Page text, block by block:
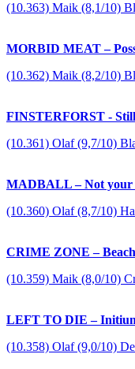
(10.363) Maik (8,1/10)
MORBID MEAT –
(10.362) Maik (8,2/10)
FINSTERFORST -
(10.361) Olaf (9,7/10)
MADBALL – Not your
(10.360) Olaf (8,7/10)
CRIME ZONE –
(10.359) Maik (8,0/10)
LEFT TO DIE –
(10.358) Olaf (9,0/10)